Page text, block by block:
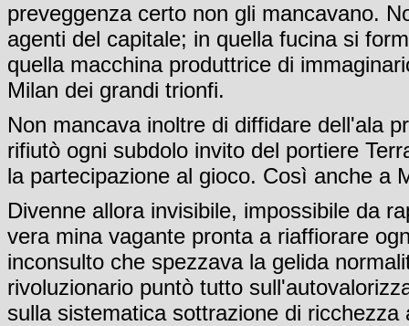
preveggenza certo non gli mancavano.
agenti del capitale; in quella fucina si
quella macchina produttrice di
Milan dei grandi trionfi.
Non mancava inoltre di diffidare dell'ala
rifiutò ogni subdolo invito del portiere
la partecipazione al gioco. Così anche a
Divenne allora invisibile, impossibile da
vera mina vagante pronta a riaffiorare
inconsulto che spezzava la gelida
rivoluzionario puntò tutto
sulla sistematica sottrazione di